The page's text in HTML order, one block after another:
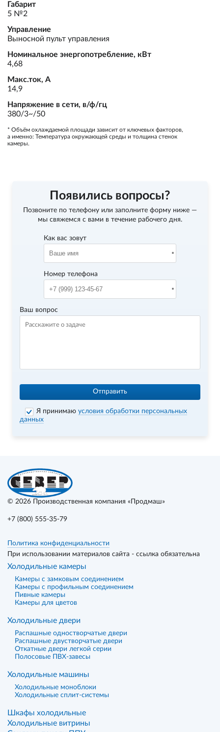
Габарит
5 №2
Управление
Выносной пульт управления
Номинальное энергопотребление, кВт
4,68
Макс.ток, А
14,9
Напряжение в сети, в/ф/гц
380/3~/50
* Объём охлаждаемой площади зависит от ключевых факторов,
а именно: Температура окружающей среды и толщина стенок
камеры.
Появились вопросы?
Позвоните по телефону или заполните форму ниже —
мы свяжемся с вами в течение рабочего дня.
Как вас зовут
Номер телефона
Ваш вопрос
Отправить
Я принимаюусловия обработки персональных
данных
© 2026 Производственная компания «Продмаш»
+7 (800) 555-35-79
Политика конфиденциальности
При использовании материалов сайта - ссылка обязательна
Холодильные камеры
Камеры с замковым соединением
Камеры с профильным соединением
Пивные камеры
Камеры для цветов
Холодильные двери
Распашные одностворчатые двери
Распашные двустворчатые двери
Откатные двери легкой серии
Полосовые ПВХ-завесы
Холодильные машины
Холодильные моноблоки
Холодильные сплит-системы
Шкафы холодильные
Холодильные витрины